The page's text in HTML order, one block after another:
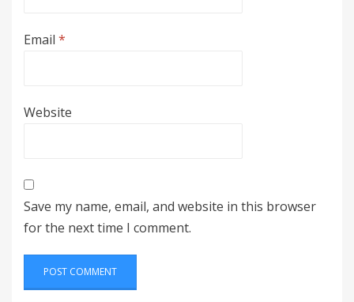
Email *
Website
Save my name, email, and website in this browser
for the next time I comment.